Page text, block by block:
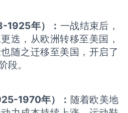
1925年） ： 一战结束后，
迭，从欧洲转移至美国，
随之迁移至美国，开启了
段。
1970年） ： 随着欧美地